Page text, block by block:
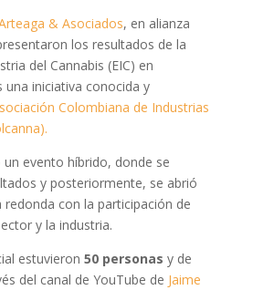
& Asociados, en alianza
los resultados de la
del Cannabis (EIC) en
una iniciativa conocida y
Colombiana de Industrias
un evento híbrido, donde se
y posteriormente, se abrió
con la participación de
y la industria.
estuvieron 50 personas y de
del canal de YouTube de Jaime